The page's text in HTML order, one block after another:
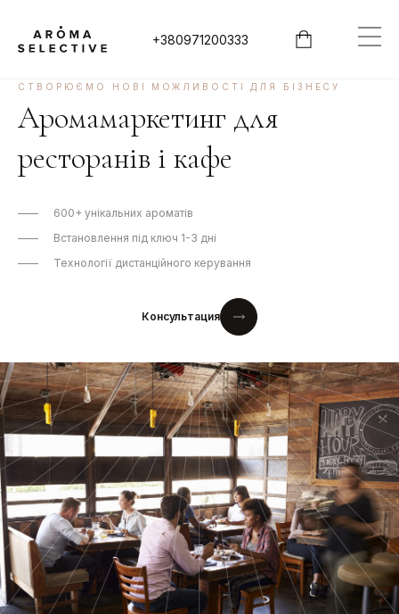
+380971200333
СТВОРЮЄМО НОВІ МОЖЛИВОСТІ ДЛЯ БІЗНЕСУ
Аромамаркетинг для
ресторанів і кафе
600+ унікальних ароматів
Встановлення під ключ 1-3 дні
Технології дистанційного керування
Консультация